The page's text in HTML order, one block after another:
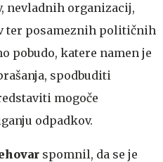
nevladnih organizacij,
ter posameznih političnih
pobudo, katere namen je
spodbuditi
mogoče
odpadkov.
spomnil, da se je